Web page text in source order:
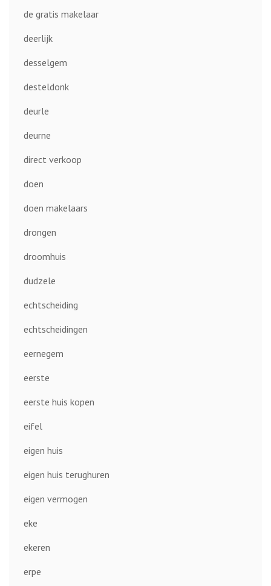
de gratis makelaar
deerlijk
desselgem
desteldonk
deurle
deurne
direct verkoop
doen
doen makelaars
drongen
droomhuis
dudzele
echtscheiding
echtscheidingen
eernegem
eerste
eerste huis kopen
eifel
eigen huis
eigen huis terughuren
eigen vermogen
eke
ekeren
erpe